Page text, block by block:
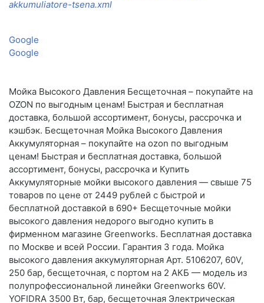
akkumuliatore-tsena.xml
Google
Google
Мойка Высокого Давления Бесщеточная – покупайте на
OZON по выгодным ценам! Быстрая и бесплатная
доставка, большой ассортимент, бонусы, рассрочка и
кэшбэк. Бесщеточная Мойка Высокого Давления
Аккумуляторная – покупайте на ozon по выгодным
ценам! Быстрая и бесплатная доставка, большой
ассортимент, бонусы, рассрочка и Купить
Аккумуляторные мойки высокого давления — свыше 75
товаров по цене от 2449 рублей с быстрой и
бесплатной доставкой в 690+ Бесщеточные мойки
высокого давления недорого выгодно купить в
фирменном магазине Greenworks. Бесплатная доставка
по Москве и всей России. Гарантия 3 года. Мойка
высокого давления аккумуляторная Арт. 5106207, 60V,
250 бар, бесщеточная, с портом на 2 АКБ — модель из
полупрофессиональной линейки Greenworks 60V.
YOFIDRA 3500 Вт, бар, бесщеточная Электрическая